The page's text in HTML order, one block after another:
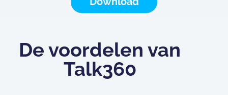
De voordelen van
Talk360